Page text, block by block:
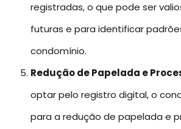
registradas, o que pode ser
futuras e para identificar
condomínio.
Redução de Papelada e
optar pelo registro digital, o
para a redução de papelada e